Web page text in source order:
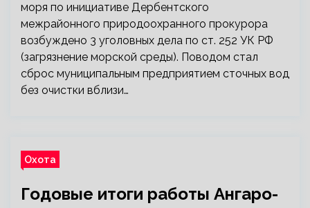
моря по инициативе Дербентского
межрайонного природоохранного прокурора
возбуждено 3 уголовных дела по ст. 252 УК РФ
(загрязнение морской среды). Поводом стал
сброс муниципальным предприятием сточных вод
без очистки вблизи…
Охота
Годовые итоги работы Ангаро-